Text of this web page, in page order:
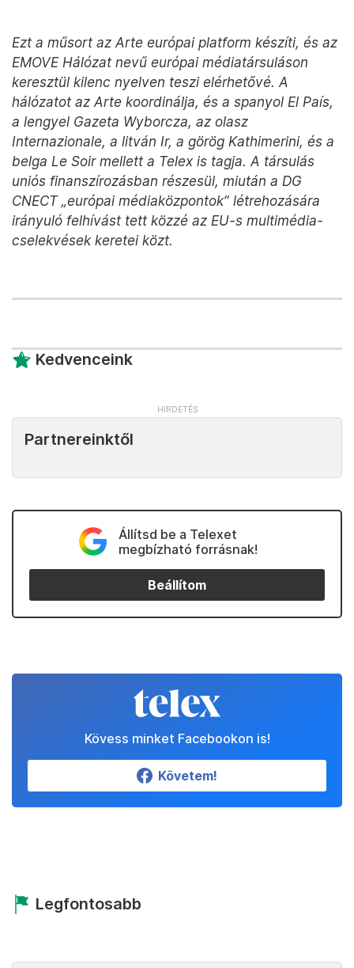
Ezt a műsort az Arte európai platform készíti, és az
EMOVE Hálózat nevű európai médiatársuláson
keresztül kilenc nyelven teszi elérhetővé. A
hálózatot az Arte koordinálja, és a spanyol El País,
a lengyel Gazeta Wyborcza, az olasz
Internazionale, a litván Ir, a görög Kathimerini, és a
belga Le Soir mellett a Telex is tagja. A társulás
uniós finanszírozásban részesül, miután a DG
CNECT „európai médiaközpontok” létrehozására
irányuló felhívást tett közzé az EU-s multimédia-
cselekvések keretei közt.
Kedvenceink
Partnereinktől
Állítsd be a Telexet
megbízható forrásnak!
Beállítom
Kövess minket Facebookon is!
Követem!
Legfontosabb